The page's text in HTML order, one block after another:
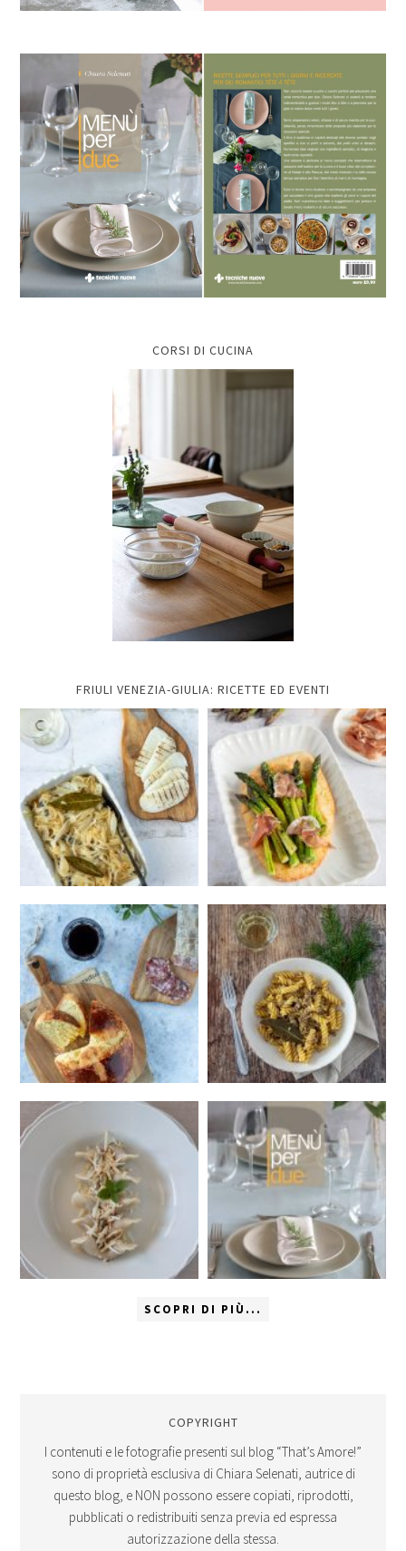
CORSI DI CUCINA
FRIULI VENEZIA-GIULIA: RICETTE ED EVENTI
SCOPRI DI PIÙ...
COPYRIGHT
I contenuti e le fotografie presenti sul blog “That’s Amore!”
sono di proprietà esclusiva di Chiara Selenati, autrice di
questo blog, e NON possono essere copiati, riprodotti,
pubblicati o redistribuiti senza previa ed espressa
autorizzazione della stessa.